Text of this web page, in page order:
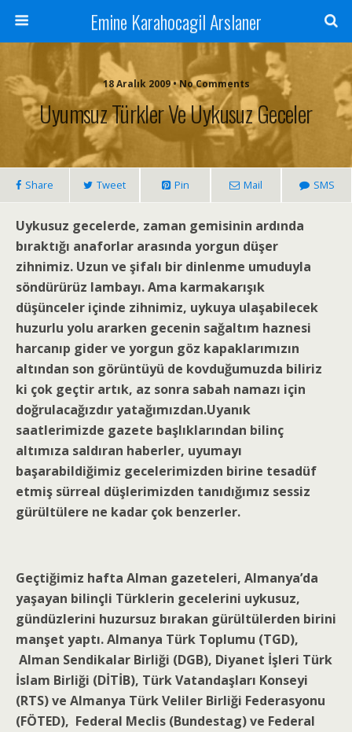
Emine Karahocagil Arslaner
18 Aralık 2009 • No Comments
Uyumsuz Türkler Ve Uykusuz Geceler
Share Tweet Pin Mail SMS
Uykusuz gecelerde, zaman gemisinin ardında
bıraktığı anaforlar arasında yorgun düşer
zihnimiz. Uzun ve şifalı bir dinlenme umuduyla
söndürürüz lambayı. Ama karmakarışık
düşünceler içinde zihnimiz, uykuya ulaşabilecek
huzurlu yolu ararken gecenin sağaltım haznesi
harcanıp gider ve yorgun göz kapaklarımızın
altından son görüntüyü de kovduğumuzda biliriz
ki çok geçtir artık, az sonra sabah namazı için
doğrulacağızdır yatağımızdan.Uyanık
saatlerimizde gazete başlıklarından bilinç
altımıza saldıran haberler, uyumayı
başarabildiğimiz gecelerimizden birine tesadüf
etmiş sürreal düşlerimizden tanıdığımız sessiz
gürültülere ne kadar çok benzerler.
Geçtiğimiz hafta Alman gazeteleri, Almanya’da
yaşayan bilinçli Türklerin gecelerini uykusuz,
gündüzlerini huzursuz bırakan gürültülerden birini
manşet yaptı. Almanya Türk Toplumu (TGD),
Alman Sendikalar Birliği (DGB), Diyanet İşleri Türk
İslam Birliği (DİTİB), Türk Vatandaşları Konseyi
(RTS) ve Almanya Türk Veliler Birliği Federasyonu
(FÖTED), Federal Meclis (Bundestag) ve Federal